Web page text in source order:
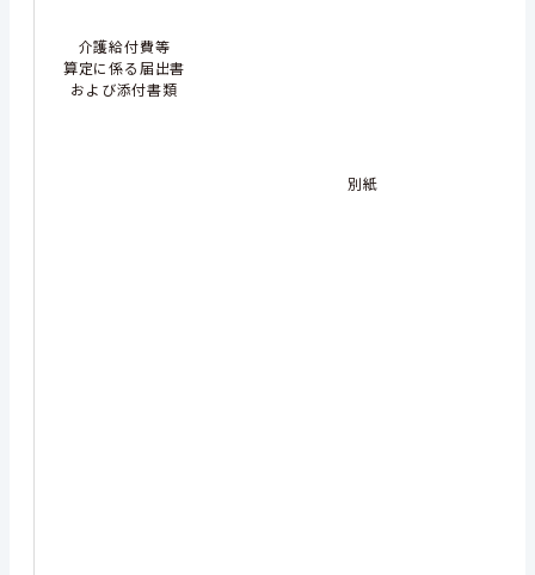
介護給付費等
算定に係る届出書
および添付書類
別紙